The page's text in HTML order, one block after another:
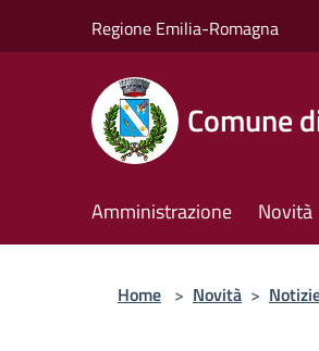
Regione Emilia-Romagna
Comune
Amministrazione Novità
Home > Novità >